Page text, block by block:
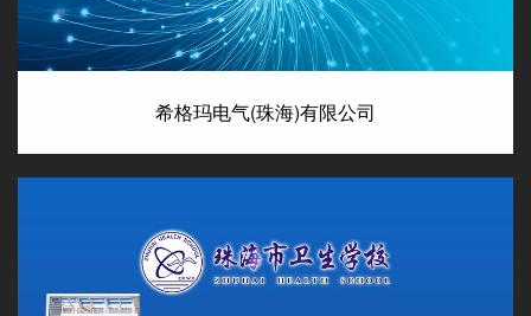
希格玛电气(珠海)有限公司